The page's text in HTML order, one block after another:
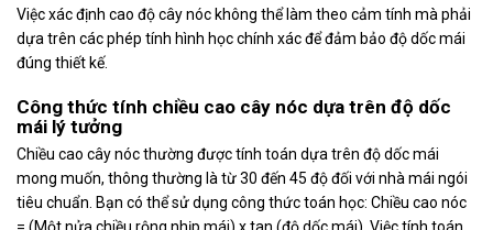
Việc xác định cao độ cây nóc không thể làm theo cảm tính mà phải
dựa trên các phép tính hình học chính xác để đảm bảo độ dốc mái
đúng thiết kế.
Công thức tính chiều cao cây nóc dựa trên độ dốc
mái lý tưởng
Chiều cao cây nóc thường được tính toán dựa trên độ dốc mái
mong muốn, thông thường là từ 30 đến 45 độ đối với nhà mái ngói
tiêu chuẩn. Bạn có thể sử dụng công thức toán học: Chiều cao nóc